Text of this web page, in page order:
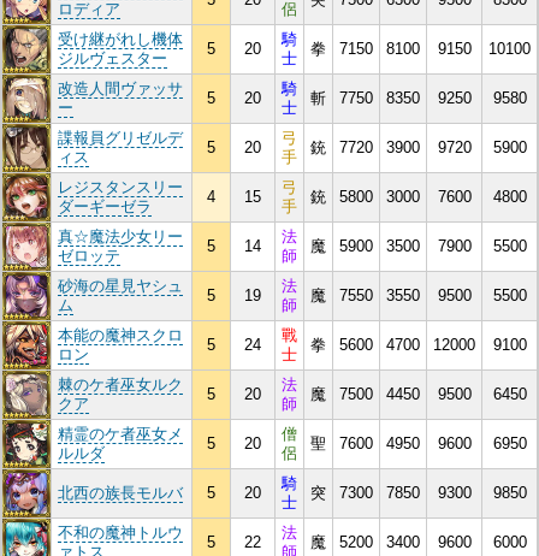
ロディア
侶
受け継がれし機体
ジルヴェスター
5 20
騎
士
拳 7150 8100 9150 10100
改造人間ヴァッサ
ー
5 20
騎
士
斬 7750 8350 9250 9580
諜報員グリゼルデ
ィス
5 20
弓
手
銃 7720 3900 9720 5900
レジスタンスリー
ダーギーゼラ
4 15
弓
手
銃 5800 3000 7600 4800
真☆魔法少女リー
ゼロッテ
5 14
法
師
魔 5900 3500 7900 5500
砂海の星見ヤシュ
ム
5 19
法
師
魔 7550 3550 9500 5500
本能の魔神スクロ
ロン
5 24
戰
士
拳 5600 4700 12000 9100
棘のケ者巫女ルク
クア
5 20
法
師
魔 7500 4450 9500 6450
精霊のケ者巫女メ
ルルダ
5 20
僧
侶
聖 7600 4950 9600 6950
北西の族長モルバ 5 20
騎
士
突 7300 7850 9300 9850
不和の魔神トルウ
ァトス
5 22
法
師
魔 5200 3400 9600 6000